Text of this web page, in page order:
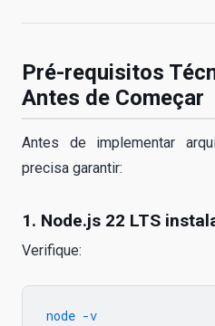
Pré-requisitos
Antes de Começar
Antes de implementar
precisa garantir:
1. Node.js 22 LTS
Verifique: